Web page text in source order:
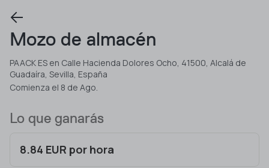
Mozo de almacén
PAACK ES en Calle Hacienda Dolores Ocho, 41500, Alcalá de
Guadaíra, Sevilla, España
Comienza el 8 de Ago.
Lo que ganarás
8.84 EUR por hora